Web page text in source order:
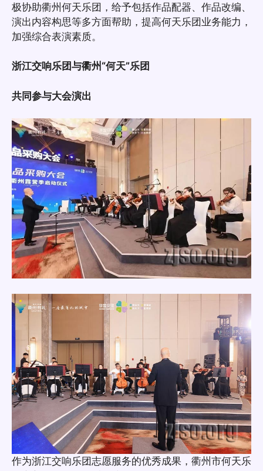
极协助衢州何天乐团，给予包括作品配器、作品改编、
演出内容构思等多方面帮助，提高何天乐团业务能力，
加强综合表演素质。
浙江交响乐团与衢州“何天”乐团
共同参与大会演出
作为浙江交响乐团志愿服务的优秀成果，衢州市何天乐